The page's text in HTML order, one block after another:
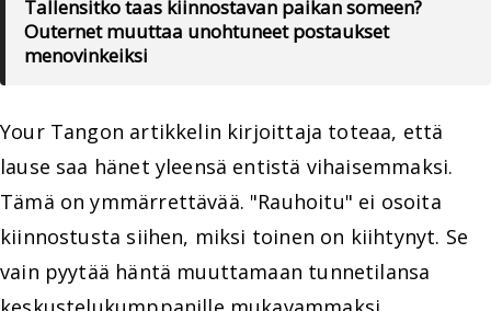
Tallensitko taas kiinnostavan paikan someen?
Outernet muuttaa unohtuneet postaukset
menovinkeiksi
Your Tangon artikkelin kirjoittaja toteaa, että
lause saa hänet yleensä entistä vihaisemmaksi.
Tämä on ymmärrettävää. "Rauhoitu" ei osoita
kiinnostusta siihen, miksi toinen on kiihtynyt. Se
vain pyytää häntä muuttamaan tunnetilansa